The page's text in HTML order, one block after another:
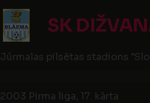
SK
Jūrmalas pilsētas stadions
2003 Pirma liga, 17. kārta